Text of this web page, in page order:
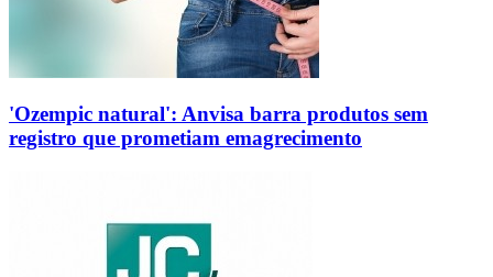
'Ozempic natural': Anvisa barra produtos sem
registro que prometiam emagrecimento